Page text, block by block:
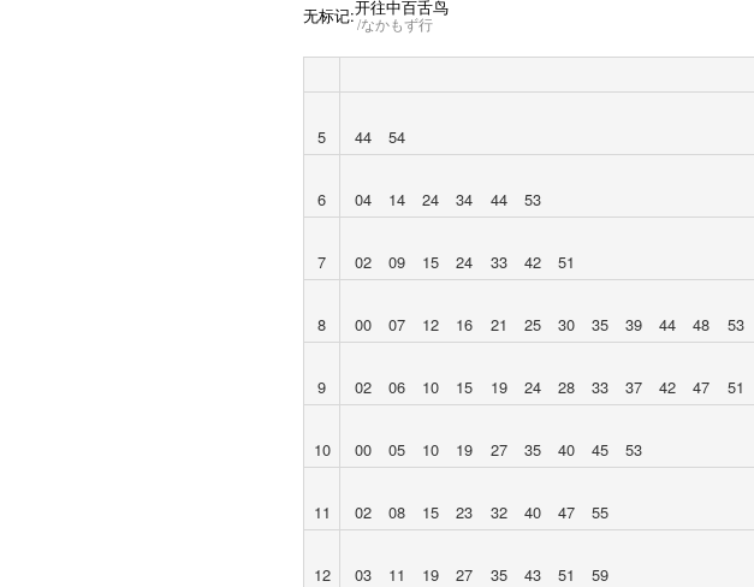
无标记:开往中百舌鸟
なかもず行
5 44 54
6 04 14 24 34 44 53
7 02 09 15 24 33 42 51
8 00 07 12 16 21 25 30 35 39 44 48 53
9 02 06 10 15 19 24 28 33 37 42 47 51
10 00 05 10 19 27 35 40 45 53
11 02 08 15 23 32 40 47 55
12 03 11 19 27 35 43 51 59